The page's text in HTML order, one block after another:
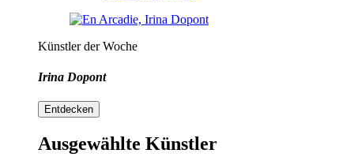
Künstler der Woche
Irina Dopont
Entdecken
Ausgewählte Künstler